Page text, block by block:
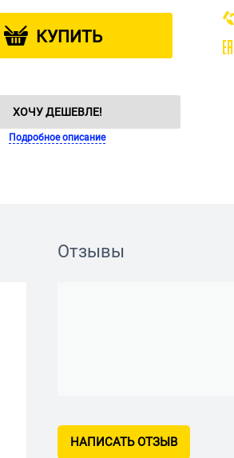
КУПИТЬ
ХОЧУ ДЕШЕВЛЕ!
Подробное описание
Отзывы
НАПИСАТЬ ОТЗЫВ